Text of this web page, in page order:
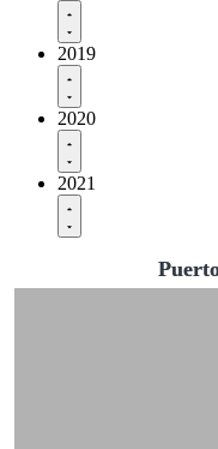
2019
2020
2021